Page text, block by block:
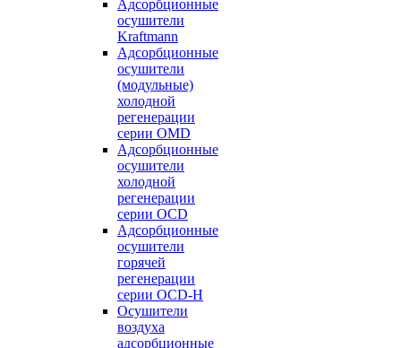
Адсорбционные
осушители
Kraftmann
Адсорбционные
осушители
(модульные)
холодной
регенерации
серии OMD
Адсорбционные
осушители
холодной
регенерации
серии OCD
Адсорбционные
осушители
горячей
регенерации
серии OСD-H
Осушители
воздуха
адсорбционные